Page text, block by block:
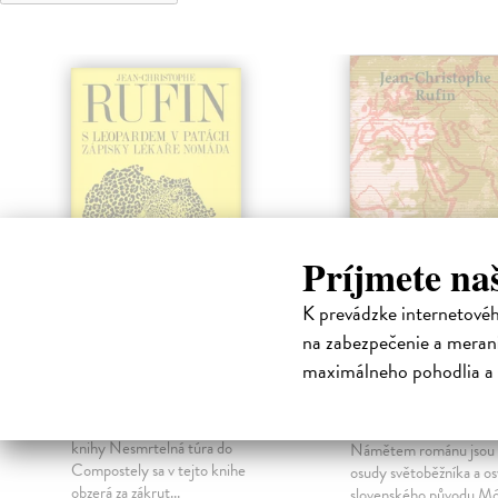
Príjmete
K prevádzke
na zabezpečenie a
maximálneho pohodlia
knihy Nesmrtelná túra do
Compostely sa v tejto knihe
obzerá za zákrut...
Král Sobol
putování
Námětem románu
osudy světoběžníka a